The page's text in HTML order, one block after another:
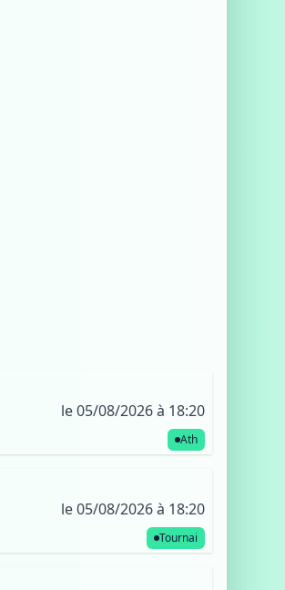
le 05/08/2026 à 18:20
Ath
le 05/08/2026 à 18:20
Tournai